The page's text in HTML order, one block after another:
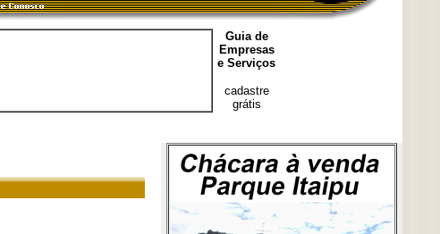
Guia de
Empresas
e Serviços
cadastre
grátis